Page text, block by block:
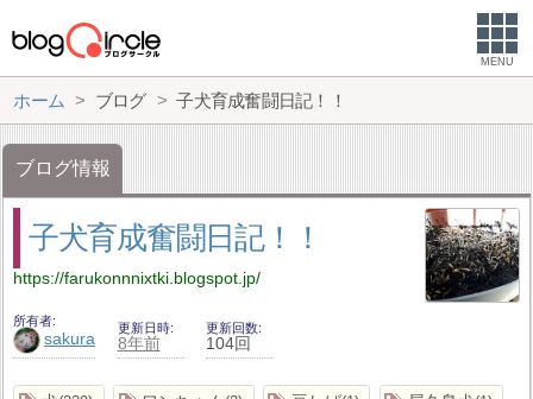
MENU
ホーム ブログ 子犬育成奮闘日記！！
ブログ情報
子犬育成奮闘日記！！
https://farukonnnixtki.blogspot.jp/
所有者
sakura
更新日時
8年前
更新回数
104回